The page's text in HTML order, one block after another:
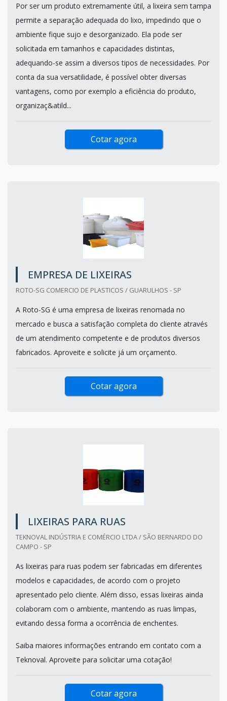
Por ser um produto extremamente útil, a lixeira sem tampa
permite a separação adequada do lixo, impedindo que o
ambiente fique sujo e desorganizado. Ela pode ser
solicitada em tamanhos e capacidades distintas,
adequando-se assim a diversos tipos de necessidades. Por
conta da sua versatilidade, é possível obter diversas
vantagens, como por exemplo a eficiência do produto,
organizaç&atild...
Cotar agora
EMPRESA DE LIXEIRAS
ROTO-SG COMERCIO DE PLASTICOS / GUARULHOS - SP
A Roto-SG é uma empresa de lixeiras renomada no
mercado e busca a satisfação completa do cliente através
de um atendimento competente e de produtos diversos
fabricados. Aproveite e solicite já um orçamento.
Cotar agora
LIXEIRAS PARA RUAS
TEKNOVAL INDÚSTRIA E COMÉRCIO LTDA / SÃO BERNARDO DO
CAMPO - SP
As lixeiras para ruas podem ser fabricadas em diferentes
modelos e capacidades, de acordo com o projeto
apresentado pelo cliente. Além disso, essas lixeiras ainda
colaboram com o ambiente, mantendo as ruas limpas,
evitando dessa forma a ocorrência de enchentes.
Saiba maiores informações entrando em contato com a
Teknoval. Aproveite para solicitar uma cotação!
Cotar agora